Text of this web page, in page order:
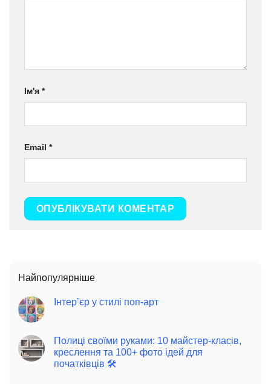
Ім'я *
Email *
Найпопулярніше
Інтер’єр у стилі поп-арт
Полиці своїми руками: 10 майстер-класів,
креслення та 100+ фото ідей для
початківців 🛠️